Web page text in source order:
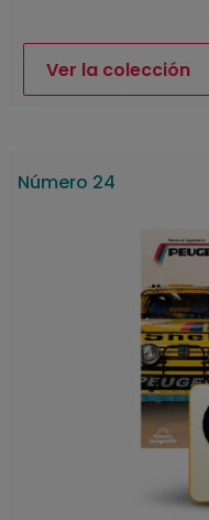
Ver la colección
Número 24